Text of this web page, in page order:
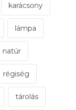
karácsony
lámpa
natúr
régiség
tárolás